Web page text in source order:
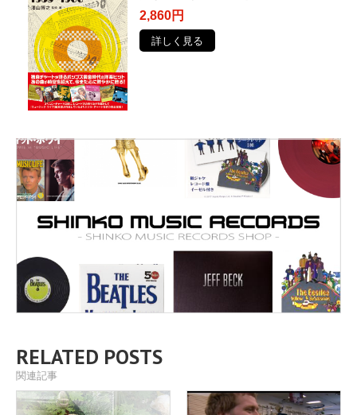
2,860円
詳しく見る
RELATED POSTS
関連記事